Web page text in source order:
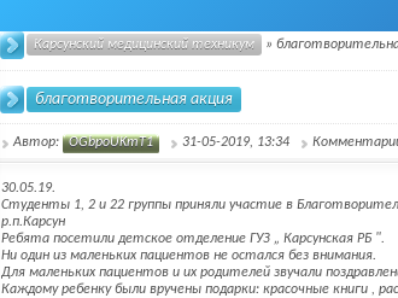
Карсунский медицинский техникум »
благотворительная акция
Автор: OGbpoUKmT1 31-05-2019, 13:34
30.05.19.
Студенты 1, 2 и 22 группы приняли участие в
р.п.Карсун
Ребята посетили детское отделение ГУЗ „ Карсунская РБ ".
Ни один из маленьких пациентов не остался без внимания.
Для маленьких пациентов и их родителей звучали
Каждому ребенку были вручены подарки: красочные книги ,